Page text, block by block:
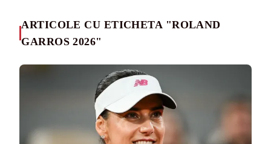
ARTICOLE CU ETICHETA "ROLAND
GARROS 2026"